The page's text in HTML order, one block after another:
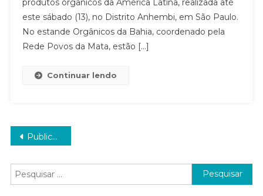
este sábado (13), no Distrito Anhembi, em São Paulo.
No estande Orgânicos da Bahia, coordenado pela
Rede Povos da Mata, estão […]
Continuar lendo
Navegação
por
posts
Publicações mais antigas
Pesquisar
por: